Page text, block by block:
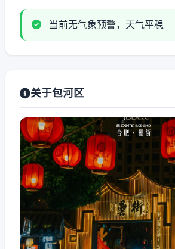
当前无气象预警，天气平稳
关于包河区